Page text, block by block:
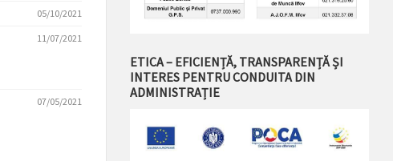
05/10/2021
11/07/2021
07/05/2021
ETICA – EFICIENȚĂ, TRANSPARENȚĂ ȘI
INTERES PENTRU CONDUITA DIN
ADMINISTRAȚIE